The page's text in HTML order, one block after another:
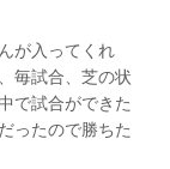
が入ってくれ
毎試合、芝の状
で試合ができた
ったので勝ちた